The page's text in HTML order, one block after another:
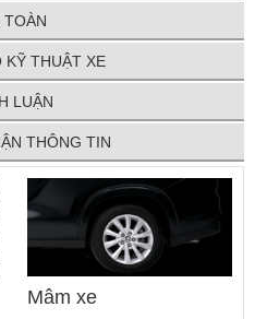
TOÀN
KỸ THUẬT XE
LUẬN
THÔNG TIN
Mâm xe